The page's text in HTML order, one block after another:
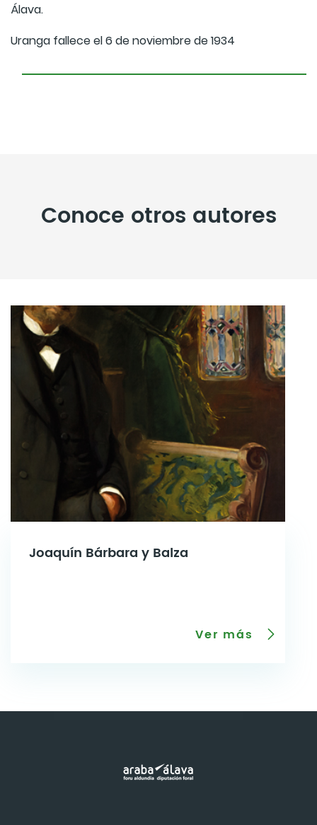
Álava.
Uranga fallece el 6 de noviembre de 1934
Conoce otros autores
Joaquín Bárbara y Balza
Ver más